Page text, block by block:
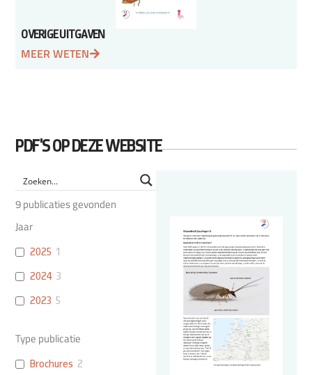
OVERIGE UITGAVEN
MEER WETEN
PDF'S OP DEZE WEBSITE
9publicaties gevonden
Jaar
2025 1
2024 3
2023 5
Type publicatie
Brochures 2